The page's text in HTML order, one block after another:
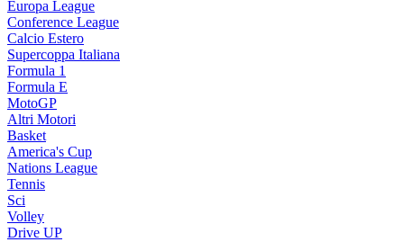
Europa League
Conference League
Calcio Estero
Supercoppa Italiana
Formula 1
Formula E
MotoGP
Altri Motori
Basket
America's Cup
Nations League
Tennis
Sci
Volley
Drive UP